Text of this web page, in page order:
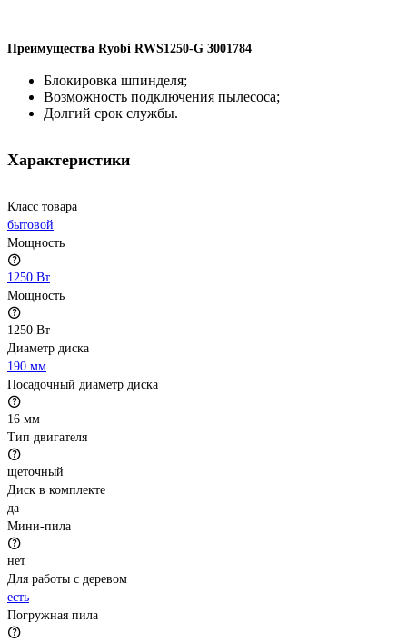
Преимущества Ryobi RWS1250-G 3001784
Блокировка шпинделя;
Возможность подключения пылесоса;
Долгий срок службы.
Характеристики
Класс товара
бытовой
Мощность
1250 Вт
Мощность
1250 Вт
Диаметр диска
190 мм
Посадочный диаметр диска
16 мм
Тип двигателя
щеточный
Диск в комплекте
да
Мини-пила
нет
Для работы с деревом
есть
Погружная пила